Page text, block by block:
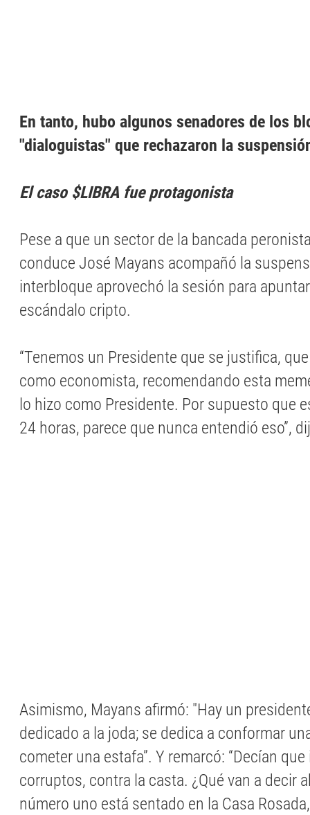
En tanto, hubo algunos senadores de los
"dialoguistas" que rechazaron la
El caso $LIBRA fue protagonista
Pese a que un sector de la bancada
conduce José Mayans acompañó la
interbloque aprovechó la sesión para
escándalo cripto.
“Tenemos un Presidente que se justifica,
como economista, recomendando esta
lo hizo como Presidente. Por supuesto que
24 horas, parece que nunca entendió eso”,
Asimismo, Mayans afirmó: "Hay un
dedicado a la joda; se dedica a conformar
cometer una estafa”. Y remarcó: “Decían
corruptos, contra la casta. ¿Qué van a decir
número uno está sentado en la Casa